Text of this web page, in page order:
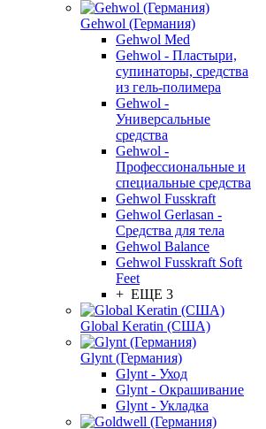
Gehwol (Германия)
Gehwol Med
Gehwol - Пластыри,
супинаторы, средства
из гель-полимера
Gehwol -
Универсальные
средства
Gehwol -
Профессиональные и
специальные средства
Gehwol Fusskraft
Gehwol Gerlasan -
Средства для тела
Gehwol Balance
Gehwol Fusskraft Soft
Feet
+ ЕЩЕ 3
Global Keratin (США)
Glynt (Германия)
Glynt - Уход
Glynt - Окрашивание
Glynt - Укладка